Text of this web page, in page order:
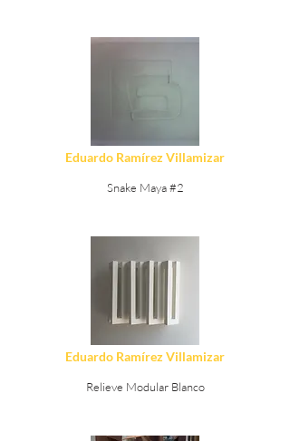
Eduardo Ramírez Villamizar
Snake Maya #2
Ver Detalles
Eduardo Ramírez Villamizar
Relieve Modular Blanco